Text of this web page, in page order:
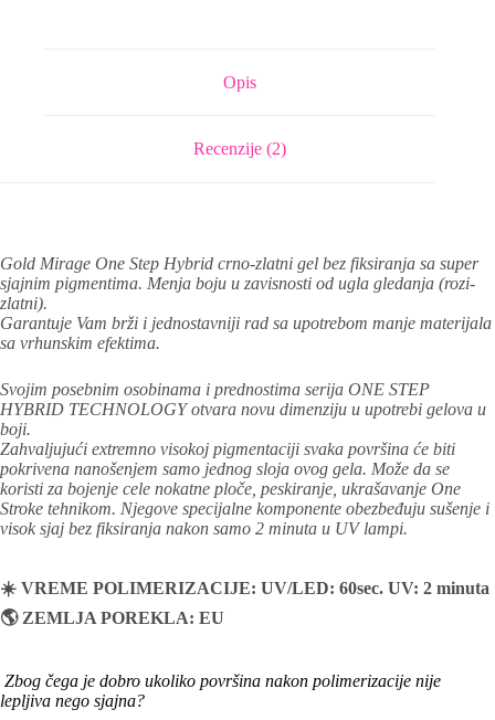
Opis
Recenzije (2)
Gold Mirage One Step Hybrid crno-zlatni gel bez fiksiranja sa super
sjajnim pigmentima. Menja boju u zavisnosti od ugla gledanja (rozi-
zlatni).
Garantuje Vam brži i jednostavniji rad sa upotrebom manje materijala
sa vrhunskim efektima.
Svojim posebnim osobinama i prednostima serija ONE STEP
HYBRID TECHNOLOGY otvara novu dimenziju u upotrebi gelova u
boji.
Zahvaljujući extremno visokoj pigmentaciji svaka površina će biti
pokrivena nanošenjem samo jednog sloja ovog gela. Može da se
koristi za bojenje cele nokatne ploče, peskiranje, ukrašavanje One
Stroke tehnikom. Njegove specijalne komponente obezbeđuju sušenje i
visok sjaj bez fiksiranja nakon samo 2 minuta u UV lampi.
☀️ VREME POLIMERIZACIJE: UV/LED: 60sec. UV: 2 minuta
🌎 ZEMLJA POREKLA: EU
Zbog čega je dobro ukoliko površina nakon polimerizacije nije
lepljiva nego sjajna?